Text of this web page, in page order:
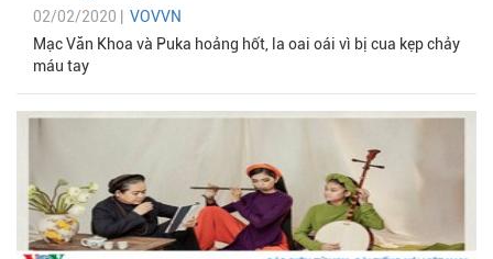
02/02/2020 | VOVVN
Mạc Văn Khoa và Puka hoảng hốt, la oai oái vì bị cua kẹp chảy
máu tay